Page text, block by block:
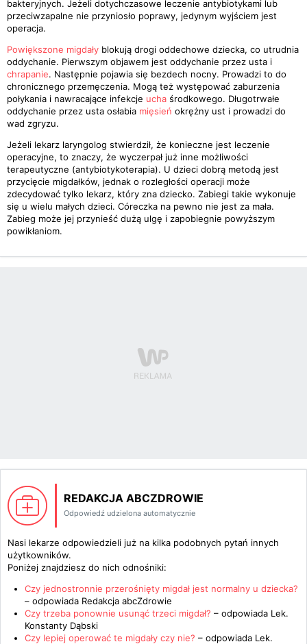
bakteryjnych. Jeżeli dotychczasowe leczenie antybiotykami lub
przeciwzapalne nie przyniosło poprawy, jedynym wyjściem jest
operacja.
Powiększone migdały blokują drogi oddechowe dziecka, co utrudnia
oddychanie. Pierwszym objawem jest oddychanie przez usta i
chrapanie. Następnie pojawia się bezdech nocny. Prowadzi to do
chronicznego przemęczenia. Mogą też występować zaburzenia
połykania i nawracające infekcje ucha środkowego. Długotrwałe
oddychanie przez usta osłabia mięsień okrężny ust i prowadzi do
wad zgryzu.
Jeżeli lekarz laryngolog stwierdził, że konieczne jest leczenie
operacyjne, to znaczy, że wyczerpał już inne możliwości
terapeutyczne (antybiotykoterapia). U dzieci dobrą metodą jest
przycięcie migdałków, jednak o rozległości operacji może
zdecydować tylko lekarz, który zna dziecko. Zabiegi takie wykonuje
się u wielu małych dzieci. Córeczka na pewno nie jest za mała.
Zabieg może jej przynieść dużą ulgę i zapobiegnie powyższym
powikłaniom.
REDAKCJA ABCZDROWIE
Odpowiedź udzielona automatycznie
Nasi lekarze odpowiedzieli już na kilka podobnych pytań innych
użytkowników.
Poniżej znajdziesz do nich odnośniki:
Czy jednostronnie przerośnięty migdał jest normalny u dziecka?
– odpowiada Redakcja abcZdrowie
Czy trzeba ponownie usunąć trzeci migdał? – odpowiada Lek.
Konstanty Dąbski
Czy lepiej operować te migdały czy nie? – odpowiada Lek.